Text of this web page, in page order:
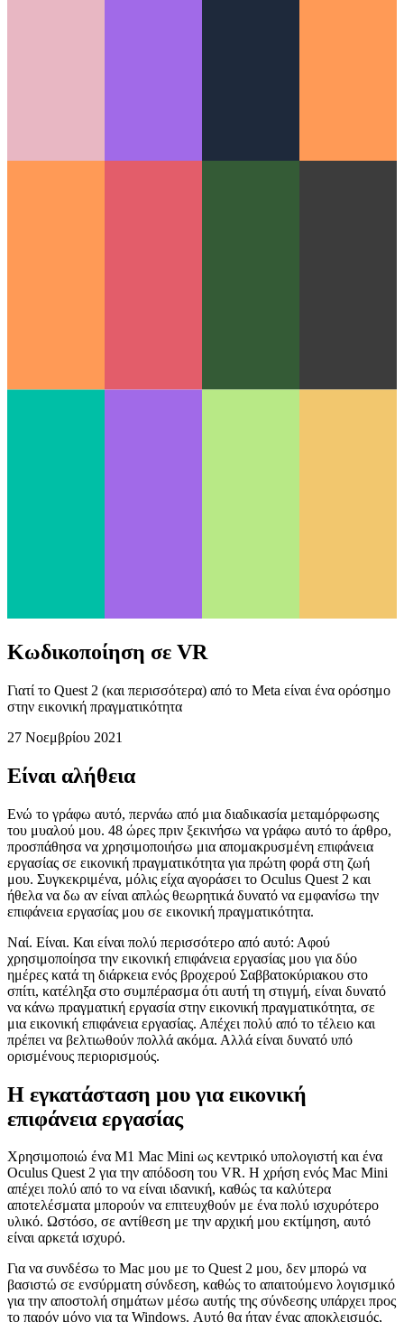
στην εικονική πραγματικότητα
27 Νοεμβρίου 2021
Είναι αλήθεια
Ενώ το γράφω αυτό, περνάω από μια διαδικασία μεταμόρφωσης
του μυαλού μου. 48 ώρες πριν ξεκινήσω να γράφω αυτό το άρθρο,
προσπάθησα να χρησιμοποιήσω μια απομακρυσμένη επιφάνεια
εργασίας σε εικονική πραγματικότητα για πρώτη φορά στη ζωή
μου. Συγκεκριμένα, μόλις είχα αγοράσει το Oculus Quest 2 και
ήθελα να δω αν είναι απλώς θεωρητικά δυνατό να εμφανίσω την
επιφάνεια εργασίας μου σε εικονική πραγματικότητα.
Ναί. Είναι. Και είναι πολύ περισσότερο από αυτό: Αφού
χρησιμοποίησα την εικονική επιφάνεια εργασίας μου για δύο
ημέρες κατά τη διάρκεια ενός βροχερού Σαββατοκύριακου στο
σπίτι, κατέληξα στο συμπέρασμα ότι αυτή τη στιγμή, είναι δυνατό
μια εικονική επιφάνεια εργασίας. Απέχει πολύ από το τέλειο και
πρέπει να βελτιωθούν πολλά ακόμα. Αλλά είναι δυνατό υπό
ορισμένους περιορισμούς.
Η εγκατάσταση μου για εικονική
επιφάνεια εργασίας
Χρησιμοποιώ ένα M1 Mac Mini ως κεντρικό υπολογιστή και ένα
Oculus Quest 2 για την απόδοση του VR. Η χρήση ενός Mac Mini
απέχει πολύ από το να είναι ιδανική, καθώς τα καλύτερα
αποτελέσματα μπορούν να επιτευχθούν με ένα πολύ ισχυρότερο
υλικό. Ωστόσο, σε αντίθεση με την αρχική μου εκτίμηση, αυτό
είναι αρκετά ισχυρό.